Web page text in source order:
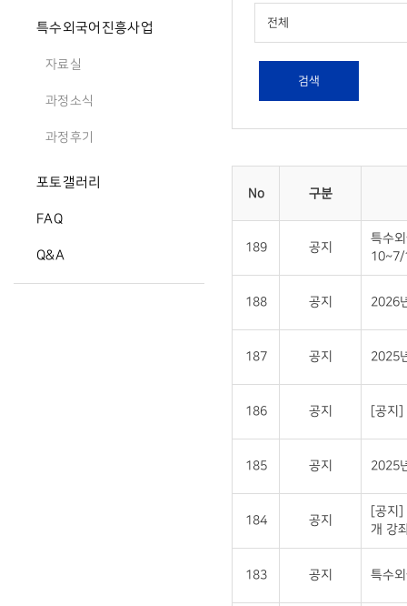
특수외국어진흥사업
자료실
과정소식
과정후기
포토갤러리
FAQ
Q&A
전체
검색
No 구분
189 공지
특수
10~7/
188 공지 2026
187 공지 2025
186 공지 [공지]
185 공지 2025
184 공지
[공지]
개 강
183 공지 특수